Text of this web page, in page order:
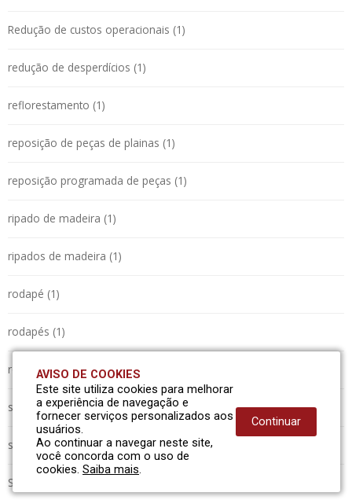
Redução de custos operacionais (1)
redução de desperdícios (1)
reflorestamento (1)
reposição de peças de plainas (1)
reposição programada de peças (1)
ripado de madeira (1)
ripados de madeira (1)
rodapé (1)
rodapés (1)
roliços (1)
serraria (1)
sistema automatizado (1)
SMO-350 (1)
AVISO DE COOKIES
Este site utiliza cookies para melhorar
a experiência de navegação e
fornecer serviços personalizados aos
usuários.
Ao continuar a navegar neste site,
você concorda com o uso de
cookies. Saiba mais.
Continuar